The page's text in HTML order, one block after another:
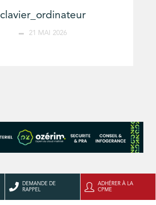
clavier_ordinateur
21 MAI 2026
DEMANDE DE
RAPPEL
ADHÉRER À LA
CPME